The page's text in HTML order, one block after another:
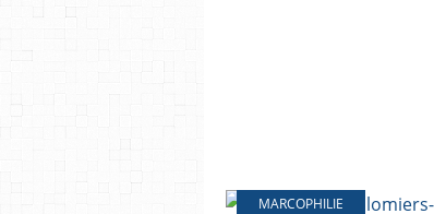
MARCOPHILIE